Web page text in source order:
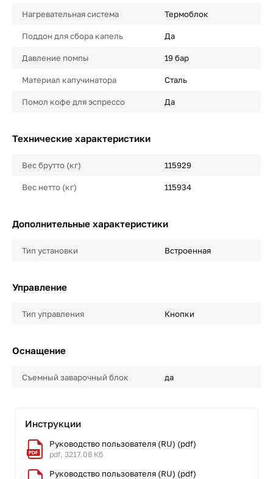
Нагревательная система Термоблок
Поддон для сбора капель Да
Давление помпы 19 бар
Материал капучинатора Сталь
Помол кофе для эспрессо Да
Технические характеристики
Вес брутто (кг) 115929
Вес нетто (кг) 115934
Дополнительные характеристики
Тип установки Встроенная
Управление
Тип управления Кнопки
Оснащение
Съемный заварочный блок да
Инструкции
Руководство пользователя (RU) (pdf)
pdf, 3217.08 Кб
Руководство пользователя (RU) (pdf)